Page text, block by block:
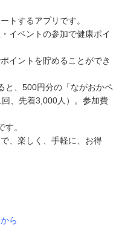
トするアプリです。
イベントの参加で健康ポイ
イントを貯めることができ
と、500円分の「ながおかペ
、先着3,000人）。参加費
。
、楽しく、手軽に、お得
ら